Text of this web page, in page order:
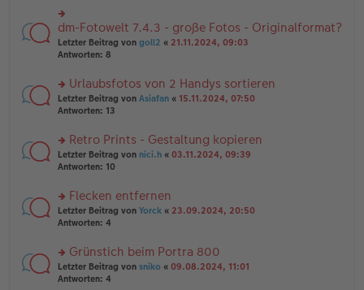
rs
te
r
g
el
es
n
er
B
ei
a
g
dm-Fotowelt 7.4.3 - große Fotos - Originalformat?
Letzter Beitrag von goll2 « 21.11.2024, 09:03
Antworten: 8
rs
te
n
g
el
e
n
er
tr
a
g
Urlaubsfotos von 2 Handys sortieren
Letzter Beitrag von Asiafan « 15.11.2024, 07:50
Antworten: 13
rs
te
n
g
el
e
n
er
Retro Prints - Gestaltung kopieren
Letzter Beitrag von nici.h « 03.11.2024, 09:39
Antworten: 10
rs
te
n
g
el
Flecken entfernen
Letzter Beitrag von Yorck « 23.09.2024, 20:50
Antworten: 4
rs
te
Grünstich beim Portra 800
Letzter Beitrag von sniko « 09.08.2024, 11:01
Antworten: 4